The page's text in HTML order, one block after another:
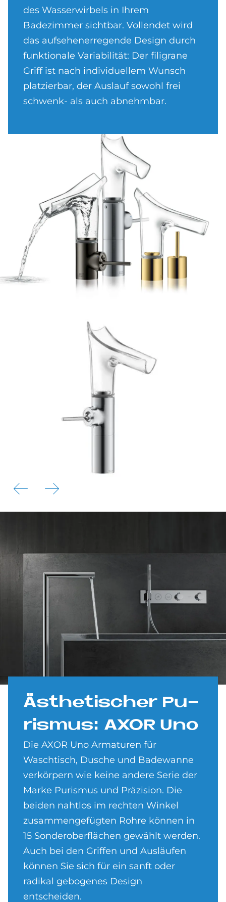
des Wasserwirbels in Ihrem
Badezimmer sichtbar. Vollendet wird
das aufsehenerregende Design durch
funktionale Variabilität: Der filigrane
Griff ist nach individuellem Wunsch
platzierbar, der Auslauf sowohl frei
schwenk- als auch abnehmbar.
Äs­the­ti­scher Pu­
ris­mus: AXOR Uno
Die AXOR Uno Armaturen für
Waschtisch, Dusche und Badewanne
verkörpern wie keine andere Serie der
Marke Purismus und Präzision. Die
beiden nahtlos im rechten Winkel
zusammengefügten Rohre können in
15 Sonderoberflächen gewählt werden.
Auch bei den Griffen und Ausläufen
können Sie sich für ein sanft oder
radikal gebogenes Design
entscheiden.